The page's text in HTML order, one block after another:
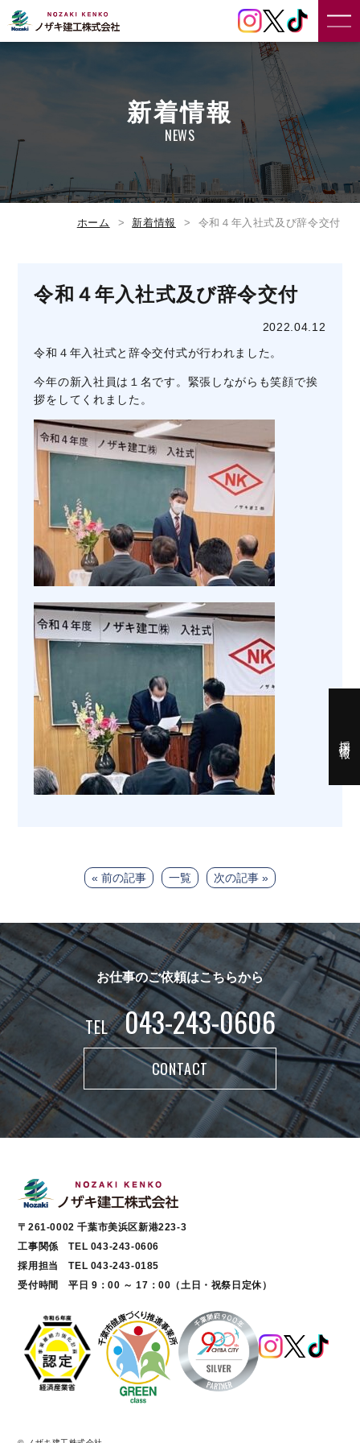
新着情報
NEWS
ホーム 新着情報 令和４年入社式及び辞令交付
令和４年入社式及び辞令交付
2022.04.12
令和４年入社式と辞令交付式が行われました。
今年の新入社員は１名です。緊張しながらも笑顔で挨
拶をしてくれました。
« 前の記事 一覧 次の記事 »
お仕事のご依頼はこちらから
TEL 043-243-0606
CONTACT
〒261-0002 千葉市美浜区新港223-3
工事関係 TEL 043-243-0606
採用担当 TEL 043-243-0185
受付時間 平日 9：00 ～ 17：00（土日・祝祭日定休）